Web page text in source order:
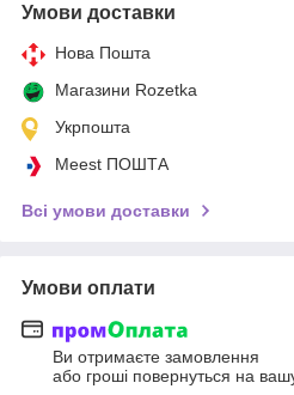
Умови доставки
Нова Пошта
Магазини Rozetka
Укрпошта
Meest ПОШТА
Всі умови доставки
Умови оплати
Ви отримаєте замовлення
або гроші повернуться на